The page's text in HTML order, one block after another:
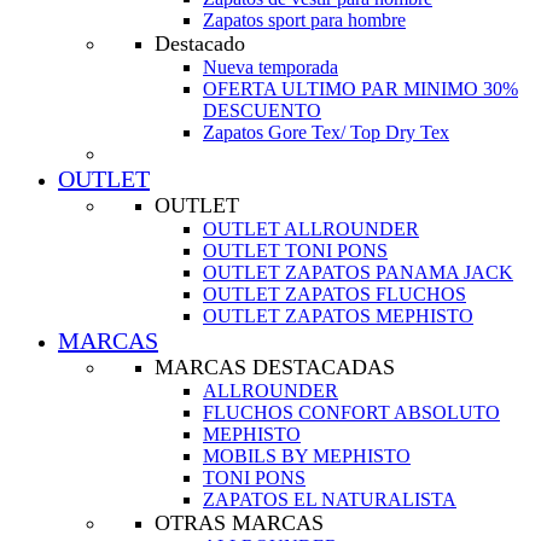
Zapatos sport para hombre
Destacado
Nueva temporada
OFERTA ULTIMO PAR MINIMO 30%
DESCUENTO
Zapatos Gore Tex/ Top Dry Tex
OUTLET
OUTLET
OUTLET ALLROUNDER
OUTLET TONI PONS
OUTLET ZAPATOS PANAMA JACK
OUTLET ZAPATOS FLUCHOS
OUTLET ZAPATOS MEPHISTO
MARCAS
MARCAS DESTACADAS
ALLROUNDER
FLUCHOS CONFORT ABSOLUTO
MEPHISTO
MOBILS BY MEPHISTO
TONI PONS
ZAPATOS EL NATURALISTA
OTRAS MARCAS